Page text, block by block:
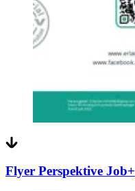
Flyer Perspektive Job+